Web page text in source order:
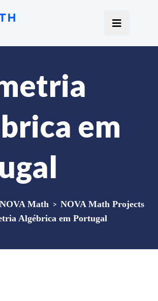
em
NOVA Math > NOVA Math Projects
Algébrica em Portugal